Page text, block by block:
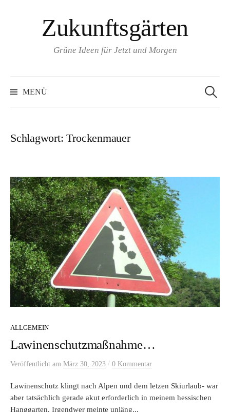
überspringenZukunftsgärten
Grüne Ideen für Jetzt und Morgen
MENÜ
nach:
Schlagwort:Trockenmauer
ALLGEMEIN
Lawinenschutzmaßnahme…
Veröffentlicht am März 30, 2023 / 0 Kommentar
Lawinenschutz klingt nach Alpen und dem letzen Skiurlaub- war
aber tatsächlich gerade akut erforderlich in meinem hessischen
Hanggarten. Irgendwer meinte unläng...